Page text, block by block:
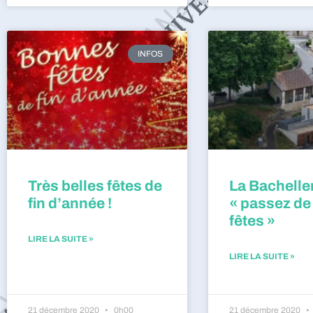
INFOS
Très belles fêtes de
fin d’année !
LIRE LA SUITE »
21 décembre 2020 0h00
La
« passez
fêtes »
LIRE LA SUITE »
21 décembre 2020